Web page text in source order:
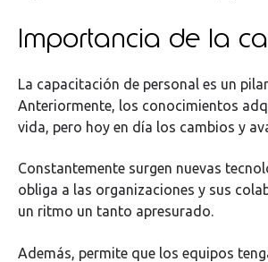
Importancia de la
La capacitación de personal es un
Anteriormente, los conocimientos
vida, pero hoy en día los cambios y
Constantemente surgen nuevas
obliga a las organizaciones y sus
un ritmo un tanto apresurado.
Además, permite que los equipos